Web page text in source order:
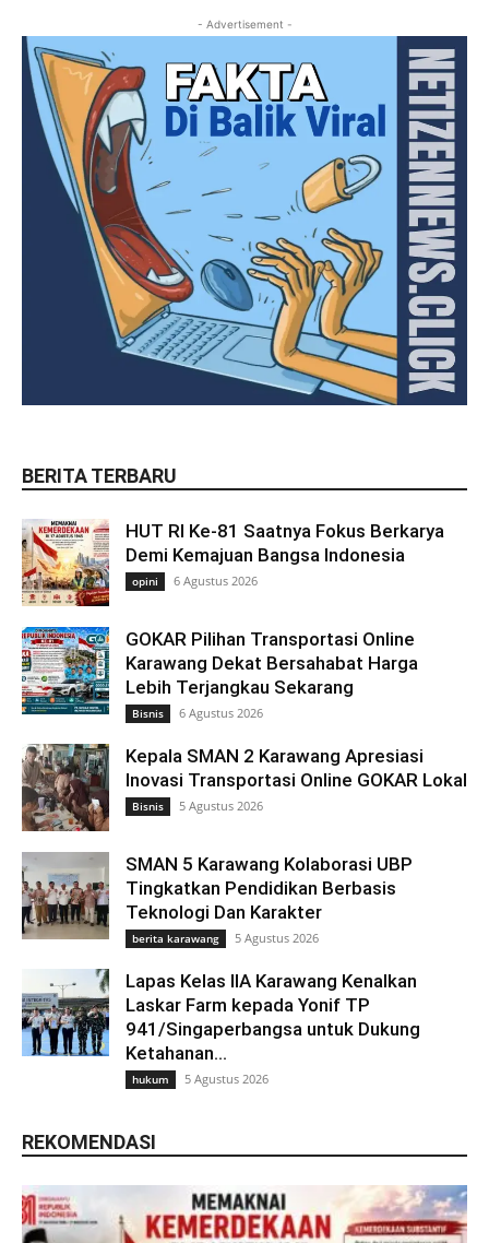
- Advertisement -
BERITA TERBARU
HUT RI Ke-81 Saatnya Fokus Berkarya
Demi Kemajuan Bangsa Indonesia
opini 6 Agustus 2026
GOKAR Pilihan Transportasi Online
Karawang Dekat Bersahabat Harga
Lebih Terjangkau Sekarang
Bisnis 6 Agustus 2026
Kepala SMAN 2 Karawang Apresiasi
Inovasi Transportasi Online GOKAR Lokal
Bisnis 5 Agustus 2026
SMAN 5 Karawang Kolaborasi UBP
Tingkatkan Pendidikan Berbasis
Teknologi Dan Karakter
berita karawang 5 Agustus 2026
Lapas Kelas IIA Karawang Kenalkan
Laskar Farm kepada Yonif TP
941/Singaperbangsa untuk Dukung
Ketahanan...
hukum 5 Agustus 2026
REKOMENDASI